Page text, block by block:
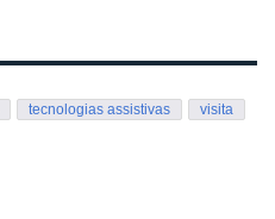
tecnologias assistivas visita